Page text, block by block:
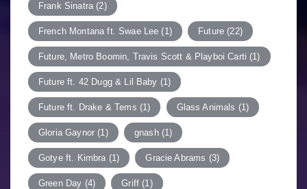
Frank Sinatra (2)
French Montana ft. Swae Lee (1) Future (22)
Future, Metro Boomin, Travis Scott & Playboi Carti (1)
Future ft. 42 Dugg & Lil Baby (1)
Future ft. Drake & Tems (1) Glass Animals (1)
Gloria Gaynor (1) gnash(1)
Gotye ft. Kimbra (1) Gracie Abrams (3)
Green Day (4) Griff (1)